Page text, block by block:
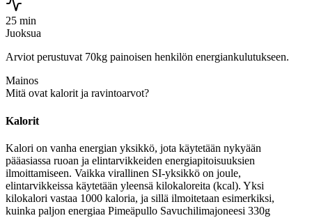
25 min
Juoksua
Arviot perustuvat 70kg painoisen henkilön energiankulutukseen.
Mainos
Mitä ovat kalorit ja ravintoarvot?
Kalorit
Kalori on vanha energian yksikkö, jota käytetään nykyään
pääasiassa ruoan ja elintarvikkeiden energiapitoisuuksien
ilmoittamiseen. Vaikka virallinen SI-yksikkö on joule,
elintarvikkeissa käytetään yleensä kilokaloreita (kcal). Yksi
kilokalori vastaa 1000 kaloria, ja sillä ilmoitetaan esimerkiksi,
kuinka paljon energiaa Pimeäpullo Savuchilimajoneesi 330g